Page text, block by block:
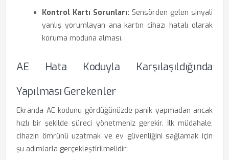
Kontrol Kartı Sorunları: Sensörden gelen sinyali
yanlış yorumlayan ana kartın cihazı hatalı olarak
koruma moduna alması.
AE Hata Koduyla Karşılaşıldığında
Yapılması Gerekenler
Ekranda AE kodunu gördüğünüzde panik yapmadan ancak
hızlı bir şekilde süreci yönetmeniz gerekir. İlk müdahale,
cihazın ömrünü uzatmak ve ev güvenliğini sağlamak için
şu adımlarla gerçekleştirilmelidir: